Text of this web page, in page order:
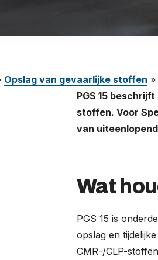
Opslag van gevaarlijke stoffen »
PGS 15
stoffen. Voor
van
Wat
PGS 15 is
opslag en
CMR-/CLP-
States (English)
(Deutsch)